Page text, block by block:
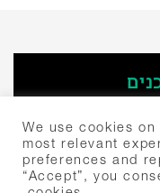
We use cookies
most relevant
preferences and
“Accept”, you